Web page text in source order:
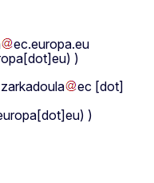
ec.europa.eu
)
zarkadoula ec [dot]
)